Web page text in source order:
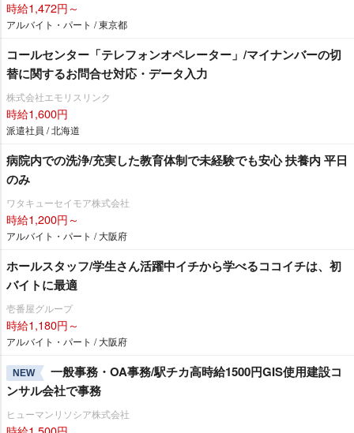
時給1,472円～
アルバイト・パート / 東京都
コールセンター「テレフォンオペレーター」/マイナンバーの切
替に関するお問合せ対応・データ入力
株式会社エモリスリンク
時給1,600円
派遣社員 / 北海道
病院内での洗浄/充実した教育体制で未経験でも安心 扶養内 平日
のみ
ワタキューセイモア株式会社
時給1,200円～
アルバイト・パート / 大阪府
ホールスタッフ/学生さん活躍中イチから学べるココイチは、初
バイトに最適
壱番屋グループ
時給1,180円～
アルバイト・パート / 大阪府
NEW
一般事務・OA事務/駅チカ高時給1500円GIS使用建設コ
ンサル会社で事務
ヒューマンリソシア株式会社